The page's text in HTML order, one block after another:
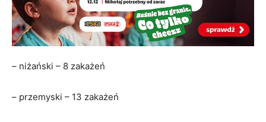
– niżański – 8 zakażeń
– przemyski – 13 zakażeń